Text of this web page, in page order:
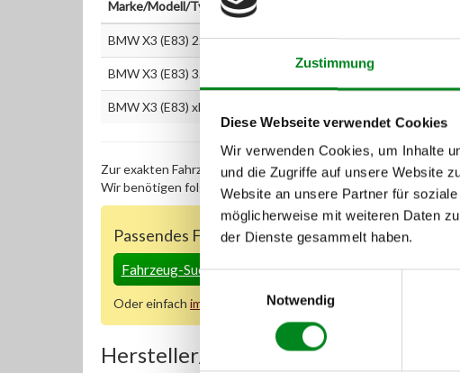
Zustimmung
Diese Webseite verwendet Cookies
Wir verwenden Cookies, um Inhalte
und die Zugriffe auf unsere Website
Website an unsere Partner für
möglicherweise mit weiteren Daten
der Dienste gesammelt haben.
Einwilligungsauswahl
Notwendig
Marke/Modell/Typ
BMW X3 (E83) 2.5 i
BMW X3 (E83) 3.0 i
BMW X3 (E83) xDrive 25i 2.5
Zur exakten Fahrzeug-Identifizierung können Sie auch
Wir benötigen folgende Fahrzeugdaten:
Schlüsselnummer zu 2
Passendes Fahrzeug nicht dabei?
Fahrzeug-Suche für AT-Servopumpen»
Oder einfach im Chat nachfragen.
Hersteller/EU Verantwortliche Person